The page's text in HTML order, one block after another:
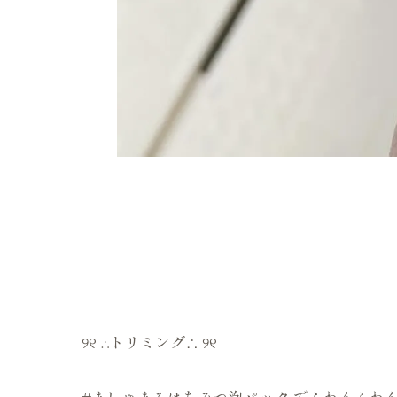
୨୧ ∴トリミング∴ ୨୧